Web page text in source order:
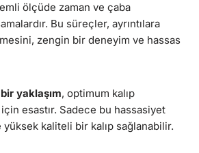
ölçüde zaman ve çaba
Bu süreçler, ayrıntılara
zengin bir deneyim ve hassas
yaklaşım, optimum kalıp
esastır. Sadece bu hassasiyet
kaliteli bir kalıp sağlanabilir.